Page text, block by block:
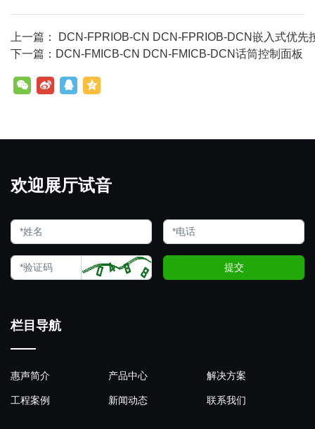
上一篇： DCN-FPRIOB-CN DCN-FPRIOB-DCN嵌入式优先
下一篇：DCN-FMICB-CN DCN-FMICB-DCN话筒控制面板
欢迎展厅试音
提交
栏目导航
惠声简介 产品中心 解决方案
工程案例 新闻动态 联系我们